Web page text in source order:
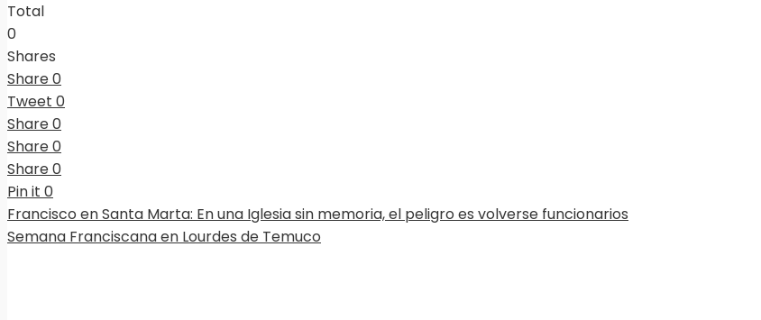
Total
0
Shares
Share0
Tweet 0
Share0
Share0
Share0
Pin it 0
Francisco en Santa Marta: En una Iglesia sin memoria, el peligro es volverse funcionarios
Semana Franciscana en Lourdes de Temuco